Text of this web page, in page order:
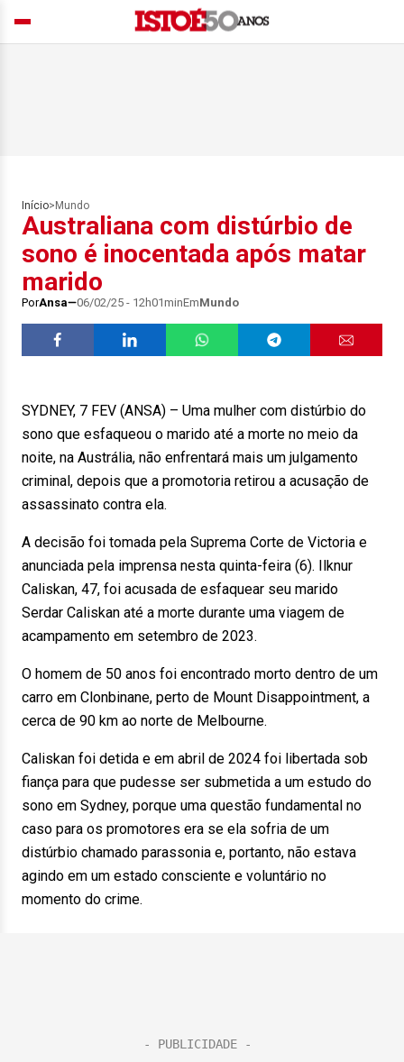
Início> Mundo
Australiana com distúrbio de
sono é inocentada após matar
marido
PorAnsa 06/02/25 - 12h01minEmMundo
SYDNEY, 7 FEV (ANSA) – Uma mulher com distúrbio do
sono que esfaqueou o marido até a morte no meio da
noite, na Austrália, não enfrentará mais um julgamento
criminal, depois que a promotoria retirou a acusação de
assassinato contra ela.
A decisão foi tomada pela Suprema Corte de Victoria e
anunciada pela imprensa nesta quinta-feira (6). Ilknur
Caliskan, 47, foi acusada de esfaquear seu marido
Serdar Caliskan até a morte durante uma viagem de
acampamento em setembro de 2023.
O homem de 50 anos foi encontrado morto dentro de um
carro em Clonbinane, perto de Mount Disappointment, a
cerca de 90 km ao norte de Melbourne.
Caliskan foi detida e em abril de 2024 foi libertada sob
fiança para que pudesse ser submetida a um estudo do
sono em Sydney, porque uma questão fundamental no
caso para os promotores era se ela sofria de um
distúrbio chamado parassonia e, portanto, não estava
agindo em um estado consciente e voluntário no
momento do crime.